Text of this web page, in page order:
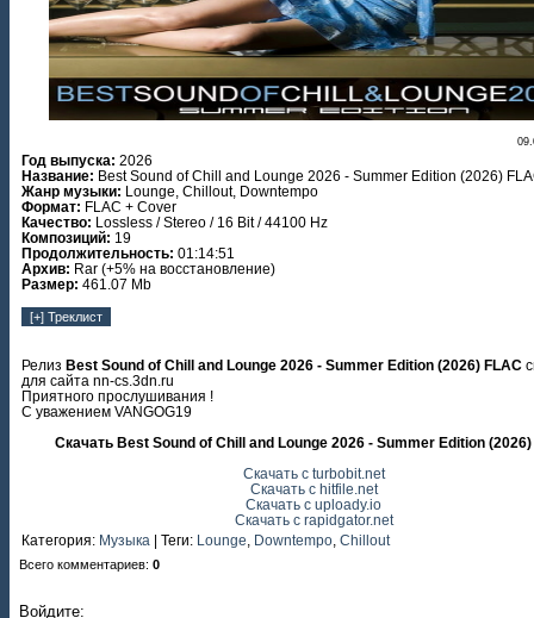
Год выпуска: 2026
Название: Best Sound of Chill and Lounge 2026 - Summer Edition (2026)
Жанр музыки: Lounge, Chillout, Downtempo
Формат: FLAC + Cover
Качество: Lossless / Stereo / 16 Bit / 44100 Hz
Композиций: 19
Продолжительность: 01:14:51
Архив: Rar (+5% на восстановление)
Размер: 461.07 Mb
Релиз Best Sound of Chill and Lounge 2026 - Summer Edition (2026) FLAC
для сайта nn-cs.3dn.ru
Приятного прослушивания !
С уважением VANGOG19
Скачать Best Sound of Chill and Lounge 2026 - Summer Edition
Скачать с turbobit.net
Скачать с hitfile.net
Скачать с uploady.io
Скачать с rapidgator.net
Категория: Музыка | Теги: Lounge Downtempo Chillout
Всего комментариев: 0
Войдите: